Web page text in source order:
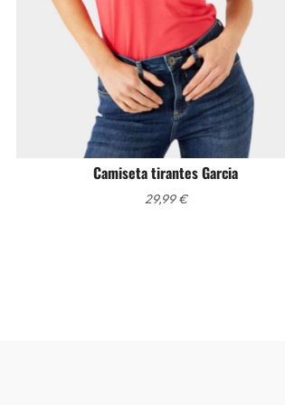
Camiseta tirantes Garcia
29,99€